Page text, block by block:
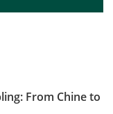
From Chine to